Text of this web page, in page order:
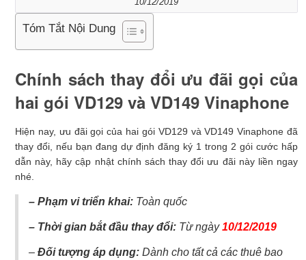
Tóm Tắt Nội Dung
Chính sách thay đổi ưu đãi gọi của
hai gói VD129 và VD149 Vinaphone
Hiện nay, ưu đãi gọi của hai gói VD129 và VD149 Vinaphone đã
thay đổi, nếu bạn đang dự định đăng ký 1 trong 2 gói cước hấp
dẫn này, hãy cập nhật chính sách thay đổi ưu đãi này liền ngay
nhé.
– Phạm vi triển khai: Toàn quốc
– Thời gian bắt đầu thay đổi: Từ ngày10/12/2019
– Đối tượng áp dụng: Dành cho tất cả các thuê bao